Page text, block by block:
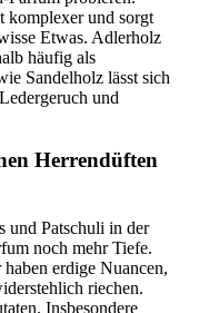
komplexer und sorgt
Etwas. Adlerholz
häufig als
Sandelholz lässt sich
und
Herrendüften
und Patschuli in der
noch mehr Tiefe.
erdige Nuancen,
riechen.
Insbesondere